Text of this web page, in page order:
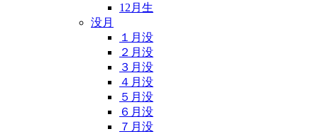
12月生
没月
１月没
２月没
３月没
４月没
５月没
６月没
７月没